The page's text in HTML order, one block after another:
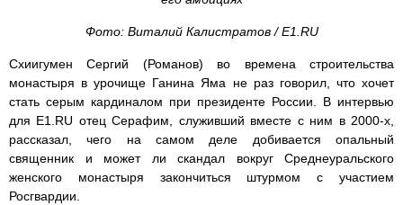
Фото: Виталий Калистратов / E1.RU
Схиигумен Сергий (Романов) во времена строительства
монастыря в урочище Ганина Яма не раз говорил, что хочет
стать серым кардиналом при президенте России. В интервью
для E1.RU отец Серафим, служивший вместе с ним в 2000-х,
рассказал, чего на самом деле добивается опальный
священник и может ли скандал вокруг Среднеуральского
женского монастыря закончиться штурмом с участием
Росгвардии.